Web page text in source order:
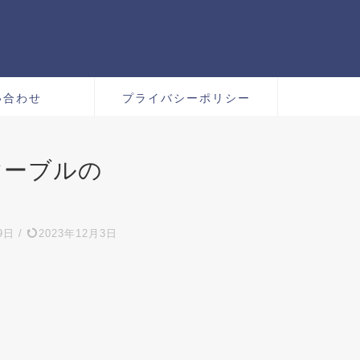
わせ プライバシーポリシー
ブルの
/ 2023年12月3日